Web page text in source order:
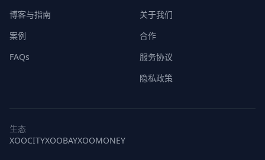
博客与指南
案例
FAQs
关于我们
合作
服务协议
隐私政策
生态
XOOCITYXOOBAYXOOMONEY